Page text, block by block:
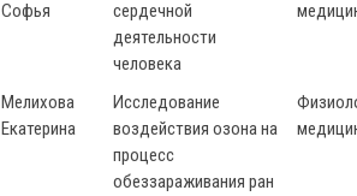
Софья
сердечной
деятельности
человека
Мелихова
Екатерина
Исследование
воздействия озона на
процесс
обеззараживания ран